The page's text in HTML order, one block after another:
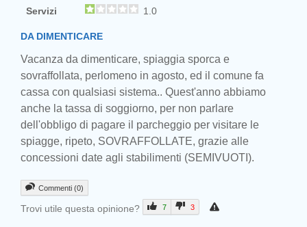
Servizi
1.0
DA DIMENTICARE
Vacanza da dimenticare, spiaggia sporca e
sovraffollata, perlomeno in agosto, ed il comune fa
cassa con qualsiasi sistema.. Quest'anno abbiamo
anche la tassa di soggiorno, per non parlare
dell'obbligo di pagare il parcheggio per visitare le
spiagge, ripeto, SOVRAFFOLLATE, grazie alle
concessioni date agli stabilimenti (SEMIVUOTI).
Commenti (0)
Trovi utile questa opinione? 7 3